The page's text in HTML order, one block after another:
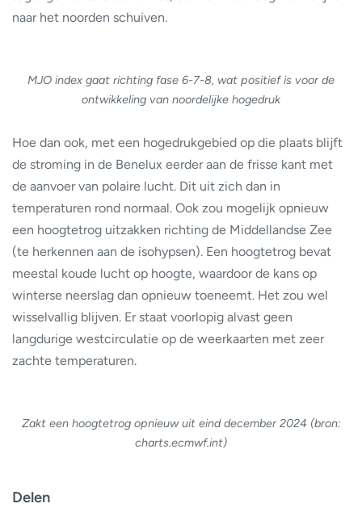
naar het noorden schuiven.
MJO index gaat richting fase 6-7-8, wat positief is voor de
ontwikkeling van noordelijke hogedruk
Hoe dan ook, met een hogedrukgebied op die plaats blijft
de stroming in de Benelux eerder aan de frisse kant met
de aanvoer van polaire lucht. Dit uit zich dan in
temperaturen rond normaal. Ook zou mogelijk opnieuw
een hoogtetrog uitzakken richting de Middellandse Zee
(te herkennen aan de isohypsen). Een hoogtetrog bevat
meestal koude lucht op hoogte, waardoor de kans op
winterse neerslag dan opnieuw toeneemt. Het zou wel
wisselvallig blijven. Er staat voorlopig alvast geen
langdurige westcirculatie op de weerkaarten met zeer
zachte temperaturen.
Zakt een hoogtetrog opnieuw uit eind december 2024 (bron:
charts.ecmwf.int)
Delen